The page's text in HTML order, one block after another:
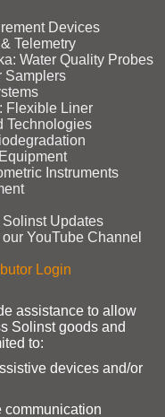
Devices
Telemetry
Water Quality Probes
Samplers
Flexible Liner
Technologies
Instruments
Updates
YouTube Channel
Login
assistance to allow
Solinst goods and
to:
devices and/or
communication